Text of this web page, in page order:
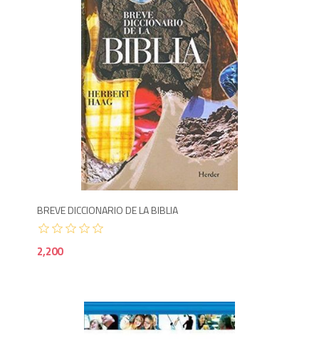
BREVE DICCIONARIO DE LA BIBLIA
2,200